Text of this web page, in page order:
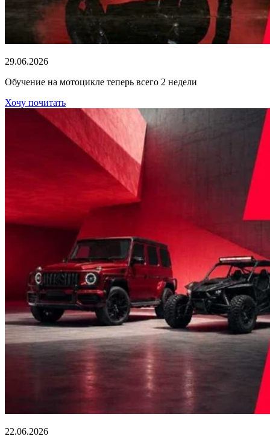
29.06.2026
Обучение на мотоцикле теперь всего 2 недели
Хочу почитать
22.06.2026